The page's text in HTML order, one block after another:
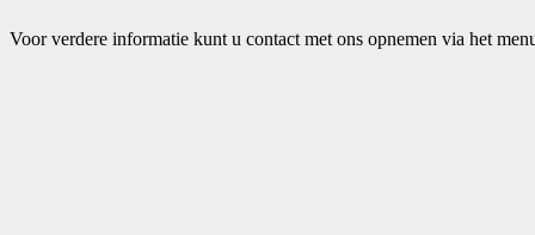
Voor verdere informatie kunt u contact met ons opnemen via het